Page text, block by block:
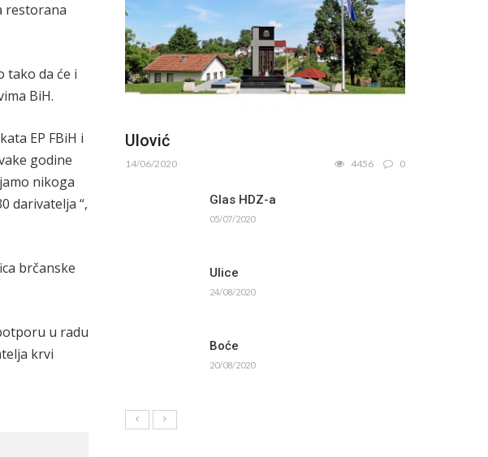
restorana
tako da će i
BiH.
EP FBiH i
godine
nikoga
darivatelja “,
brčanske
u radu
krvi
Ulović
14/06/2020 4456 0
Glas HDZ-a
05/07/2020
Ulice
24/08/2020
Boće
20/08/2020